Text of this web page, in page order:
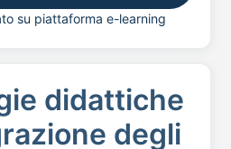
su piattaforma e-learning
didattiche
degli